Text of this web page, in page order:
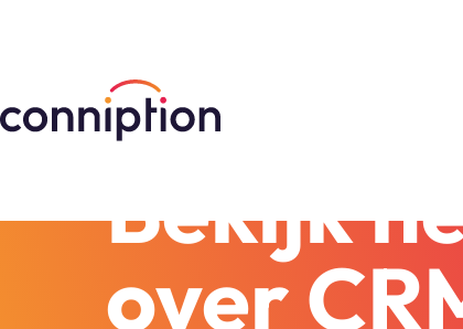
Webinar: CRM &
Bekijk
over